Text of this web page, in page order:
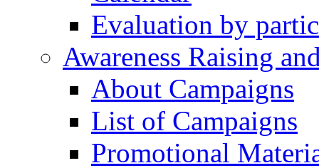
Evaluation by
Awareness Raising
About Campaigns
List of Campaigns
Promotional